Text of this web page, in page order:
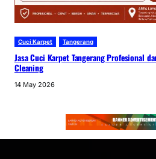
Cuci Karpet Tangerang
Jasa Cuci Karpet Tangerang Profesional
Cleaning
14 May 2026